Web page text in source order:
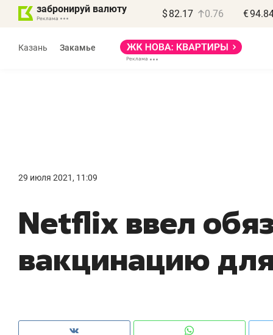
забронируй валюту $ 82.17 0.76 €
Казань Закамье
29 июля 2021, 11:09
Netflix ввел
вакцинацию
правил, бизнес может
потерять минимум
Как бизнесу выйти на зарубежные